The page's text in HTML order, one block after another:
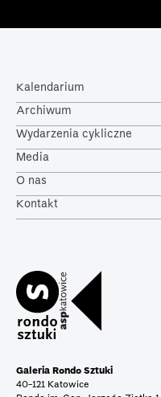
Kalendarium
Archiwum
Wydarzenia cykliczne
Media
O nas
Kontakt
Galeria Rondo Sztuki
40-121 Katowice